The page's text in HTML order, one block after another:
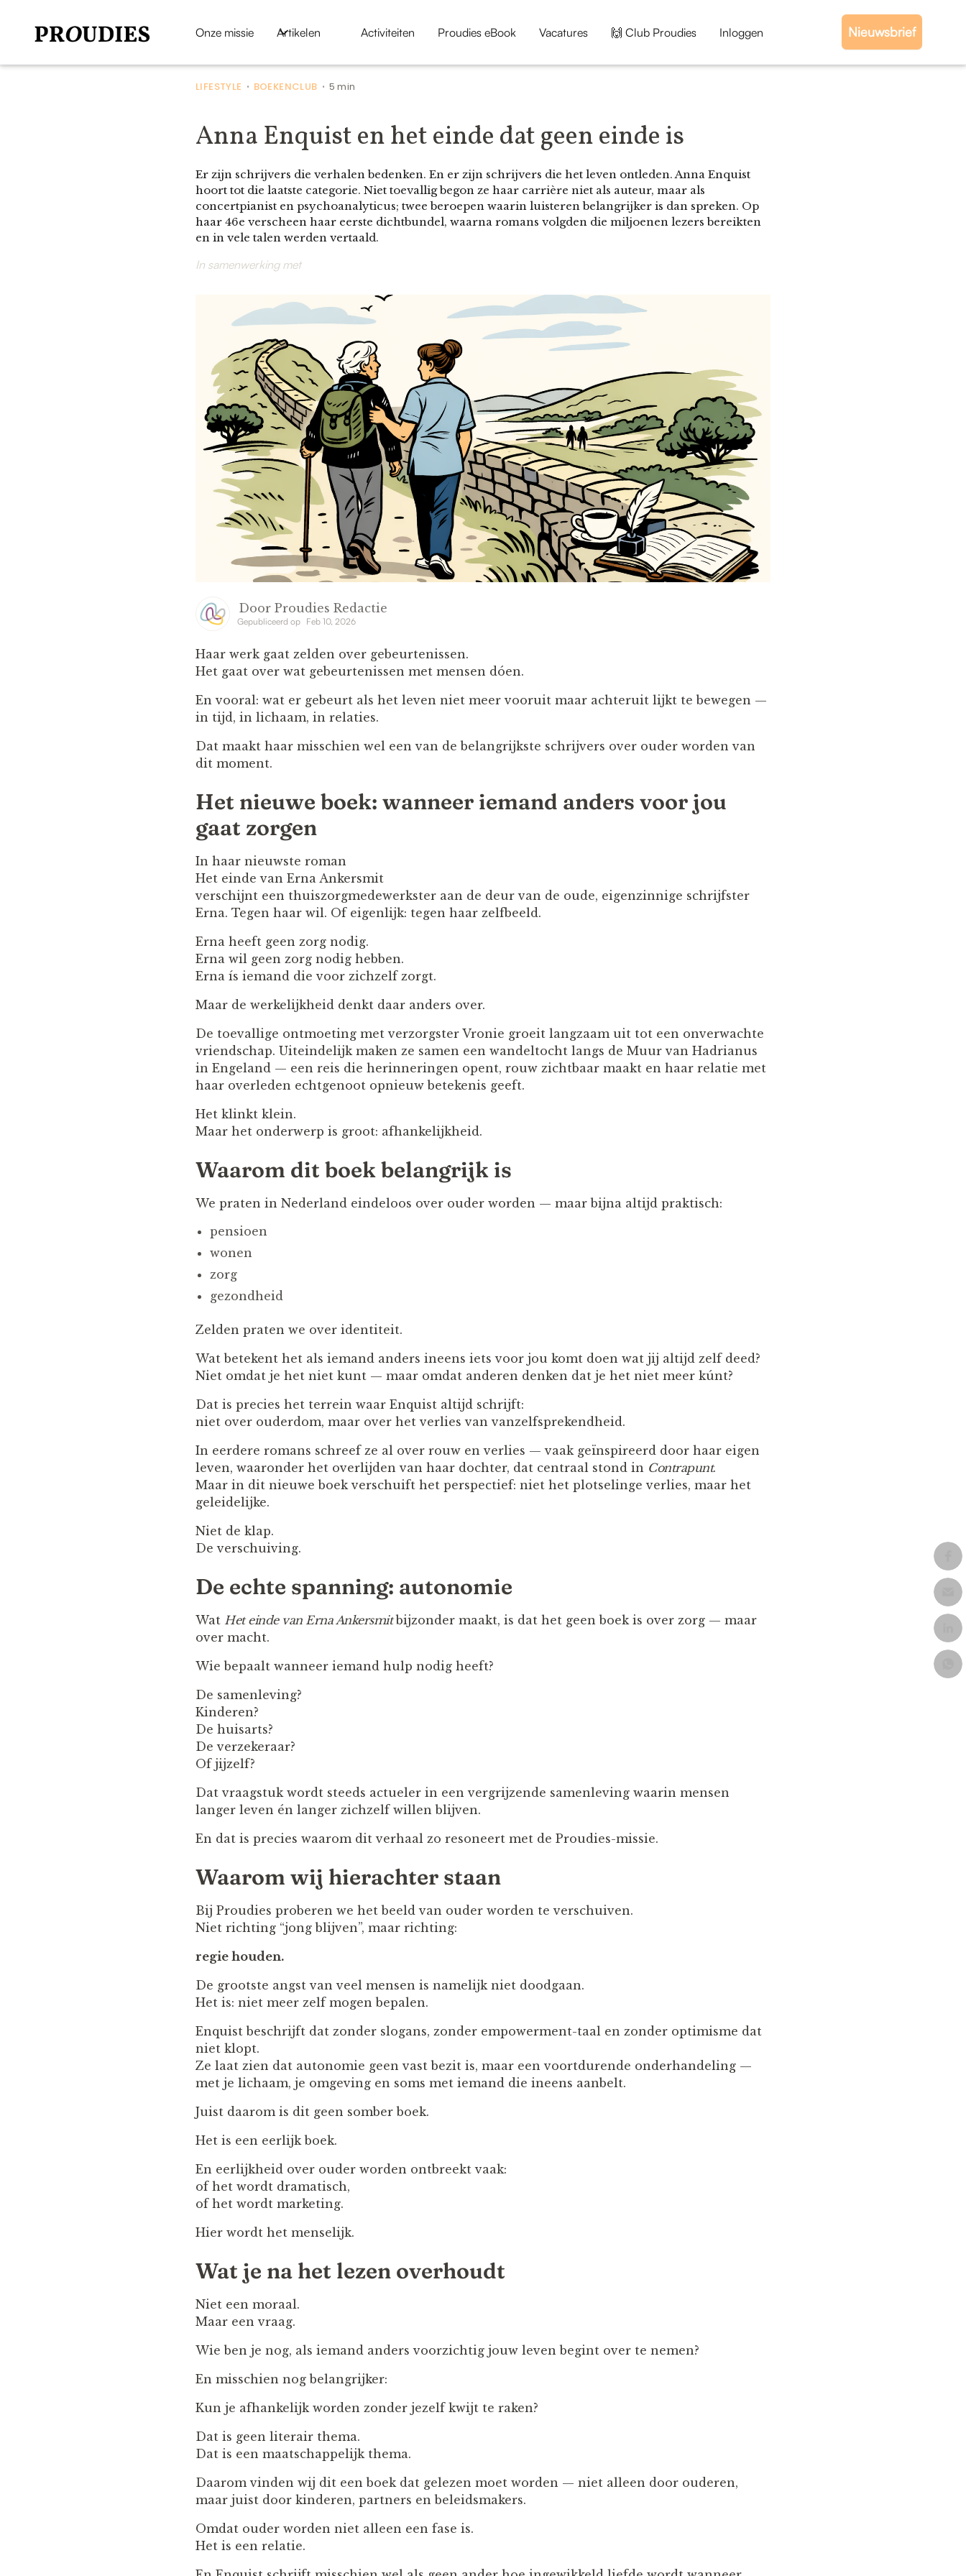
Onze missie Artikelen Activiteiten Proudies eBook Vacatures 🙌 Club Proudies Inloggen Nieuwsbrief
LIFESTYLE • BOEKENCLUB • 5 min
Anna Enquist en het einde dat geen einde is
Er zijn schrijvers die verhalen bedenken. En er zijn schrijvers die het leven ontleden. Anna Enquist
hoort tot die laatste categorie. Niet toevallig begon ze haar carrière niet als auteur, maar als
concertpianist en psychoanalyticus; twee beroepen waarin luisteren belangrijker is dan spreken. Op
haar 46e verscheen haar eerste dichtbundel, waarna romans volgden die miljoenen lezers bereikten
en in vele talen werden vertaald.
In samenwerking met
Door Proudies Redactie
Gepubliceerd op Feb 10, 2026
Haar werk gaat zelden over gebeurtenissen.
Het gaat over wat gebeurtenissen met mensen dóen.
En vooral: wat er gebeurt als het leven niet meer vooruit maar achteruit lijkt te bewegen —
in tijd, in lichaam, in relaties.
Dat maakt haar misschien wel een van de belangrijkste schrijvers over ouder worden van
dit moment.
Het nieuwe boek: wanneer iemand anders voor jou
gaat zorgen
In haar nieuwste roman
Het einde van Erna Ankersmit
verschijnt een thuiszorgmedewerkster aan de deur van de oude, eigenzinnige schrijfster
Erna. Tegen haar wil. Of eigenlijk: tegen haar zelfbeeld.
Erna heeft geen zorg nodig.
Erna wil geen zorg nodig hebben.
Erna ís iemand die voor zichzelf zorgt.
Maar de werkelijkheid denkt daar anders over.
De toevallige ontmoeting met verzorgster Vronie groeit langzaam uit tot een onverwachte
vriendschap. Uiteindelijk maken ze samen een wandeltocht langs de Muur van Hadrianus
in Engeland — een reis die herinneringen opent, rouw zichtbaar maakt en haar relatie met
haar overleden echtgenoot opnieuw betekenis geeft.
Het klinkt klein.
Maar het onderwerp is groot: afhankelijkheid.
Waarom dit boek belangrijk is
We praten in Nederland eindeloos over ouder worden — maar bijna altijd praktisch:
pensioen
wonen
zorg
gezondheid
Zelden praten we over identiteit.
Wat betekent het als iemand anders ineens iets voor jou komt doen wat jij altijd zelf deed?
Niet omdat je het niet kunt — maar omdat anderen denken dat je het niet meer kúnt?
Dat is precies het terrein waar Enquist altijd schrijft:
niet over ouderdom, maar over het verlies van vanzelfsprekendheid.
In eerdere romans schreef ze al over rouw en verlies — vaak geïnspireerd door haar eigen
leven, waaronder het overlijden van haar dochter, dat centraal stond in Contrapunt.
Maar in dit nieuwe boek verschuift het perspectief: niet het plotselinge verlies, maar het
geleidelijke.
Niet de klap.
De verschuiving.
De echte spanning: autonomie
Wat Het einde van Erna Ankersmitbijzonder maakt, is dat het geen boek is over zorg — maar
over macht.
Wie bepaalt wanneer iemand hulp nodig heeft?
De samenleving?
Kinderen?
De huisarts?
De verzekeraar?
Of jijzelf?
Dat vraagstuk wordt steeds actueler in een vergrijzende samenleving waarin mensen
langer leven én langer zichzelf willen blijven.
En dat is precies waarom dit verhaal zo resoneert met de Proudies-missie.
Waarom wij hierachter staan
Bij Proudies proberen we het beeld van ouder worden te verschuiven.
Niet richting “jong blijven”, maar richting:
regie houden.
De grootste angst van veel mensen is namelijk niet doodgaan.
Het is: niet meer zelf mogen bepalen.
Enquist beschrijft dat zonder slogans, zonder empowerment-taal en zonder optimisme dat
niet klopt.
Ze laat zien dat autonomie geen vast bezit is, maar een voortdurende onderhandeling —
met je lichaam, je omgeving en soms met iemand die ineens aanbelt.
Juist daarom is dit geen somber boek.
Het is een eerlijk boek.
En eerlijkheid over ouder worden ontbreekt vaak:
of het wordt dramatisch,
of het wordt marketing.
Hier wordt het menselijk.
Wat je na het lezen overhoudt
Niet een moraal.
Maar een vraag.
Wie ben je nog, als iemand anders voorzichtig jouw leven begint over te nemen?
En misschien nog belangrijker:
Kun je afhankelijk worden zonder jezelf kwijt te raken?
Dat is geen literair thema.
Dat is een maatschappelijk thema.
Daarom vinden wij dit een boek dat gelezen moet worden — niet alleen door ouderen,
maar juist door kinderen, partners en beleidsmakers.
Omdat ouder worden niet alleen een fase is.
Het is een relatie.